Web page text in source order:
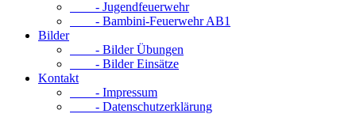
- Jugendfeuerwehr
- Bambini-Feuerwehr AB1
Bilder
- Bilder Übungen
- Bilder Einsätze
Kontakt
- Impressum
- Datenschutzerklärung